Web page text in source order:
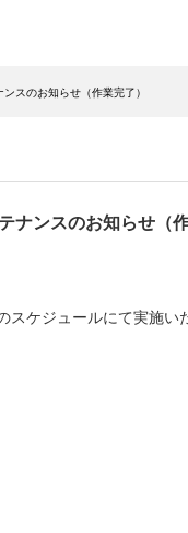
スのお知らせ（作業完了）
ナンスのお知らせ（
スケジュールにて実施い